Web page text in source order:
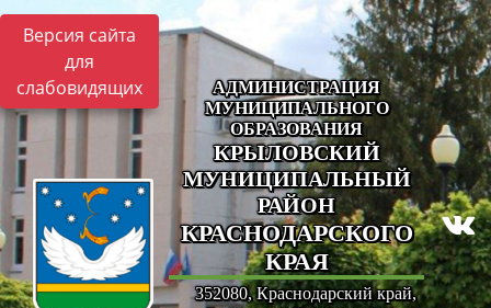
Версия сайта
для
слабовидящих
АДМИНИСТРАЦИЯ
МУНИЦИПАЛЬНОГО
ОБРАЗОВАНИЯ
КРЫЛОВСКИЙ
МУНИЦИПАЛЬНЫЙ
РАЙОН
КРАСНОДАРСКОГО
КРАЯ
352080, Краснодарский край,